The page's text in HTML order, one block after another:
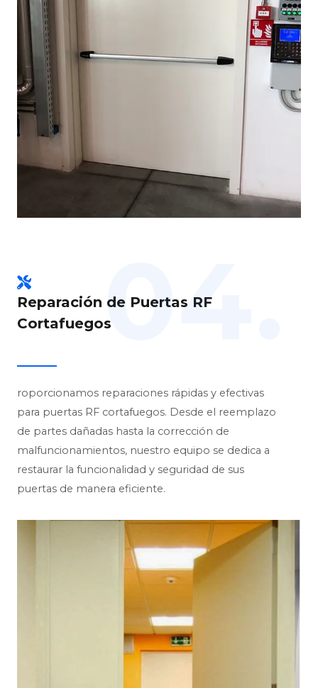
Reparación de Puertas RF
Cortafuegos04.
roporcionamos reparaciones rápidas y efectivas
para puertas RF cortafuegos. Desde el reemplazo
de partes dañadas hasta la corrección de
malfuncionamientos, nuestro equipo se dedica a
restaurar la funcionalidad y seguridad de sus
puertas de manera eficiente.